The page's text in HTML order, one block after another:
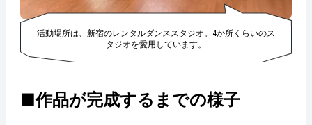
活動場所は、新宿のレンタルダンススタジオ。4か所くらいのス
タジオを愛用しています。
■作品が完成するまでの様子